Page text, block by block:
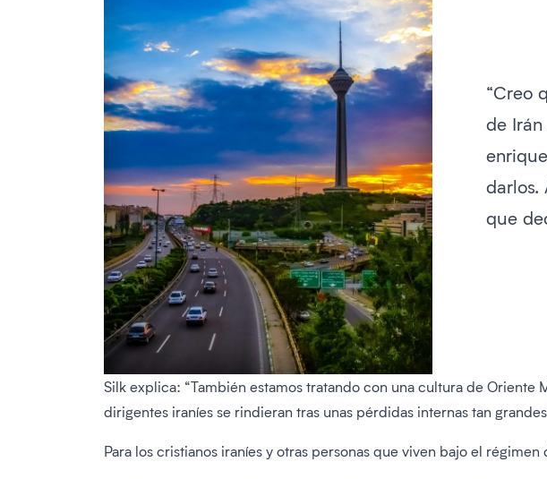
“Creo
de
darlos.
que
Silk explica: “También estamos tratando con una cultura de
dirigentes iraníes se rindieran tras unas pérdidas internas tan
Para los cristianos iraníes y otras personas que viven bajo el